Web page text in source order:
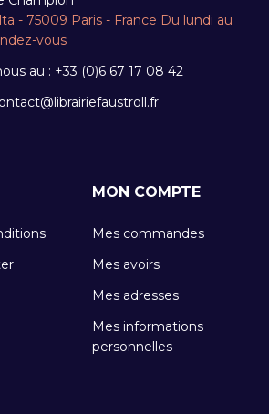
- 75009 Paris - France Du lundi au
vous
au : +33 (0)6 67 17 08 42
MON COMPTE
Mes commandes
Mes avoirs
Mes adresses
Mes informations
personnelles